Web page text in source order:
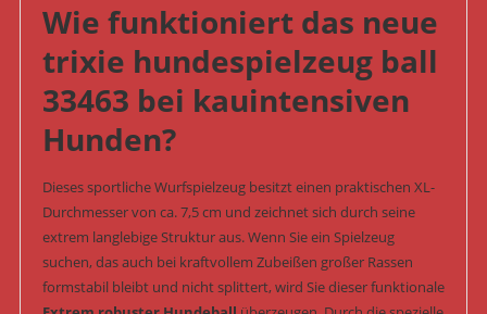
Wie funktioniert das neue
trixie hundespielzeug ball
33463 bei kauintensiven
Hunden?
Dieses sportliche Wurfspielzeug besitzt einen praktischen XL-
Durchmesser von ca. 7,5 cm und zeichnet sich durch seine
extrem langlebige Struktur aus. Wenn Sie ein Spielzeug
suchen, das auch bei kraftvollem Zubeißen großer Rassen
formstabil bleibt und nicht splittert, wird Sie dieser funktionale